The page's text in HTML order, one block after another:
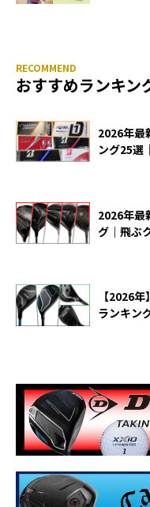
おすすめランキン
2026年最
ング25選
2026年最
グ｜飛ぶ
【2026
ランキン